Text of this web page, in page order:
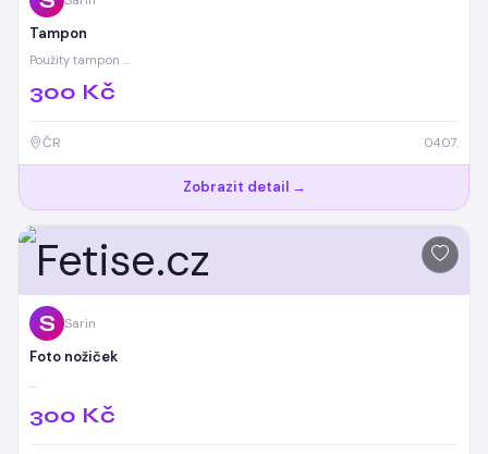
Tampon
Použity tampon …
300 Kč
ČR 04.07.
Zobrazit detail →
S Sarin
Foto nožiček
…
300 Kč